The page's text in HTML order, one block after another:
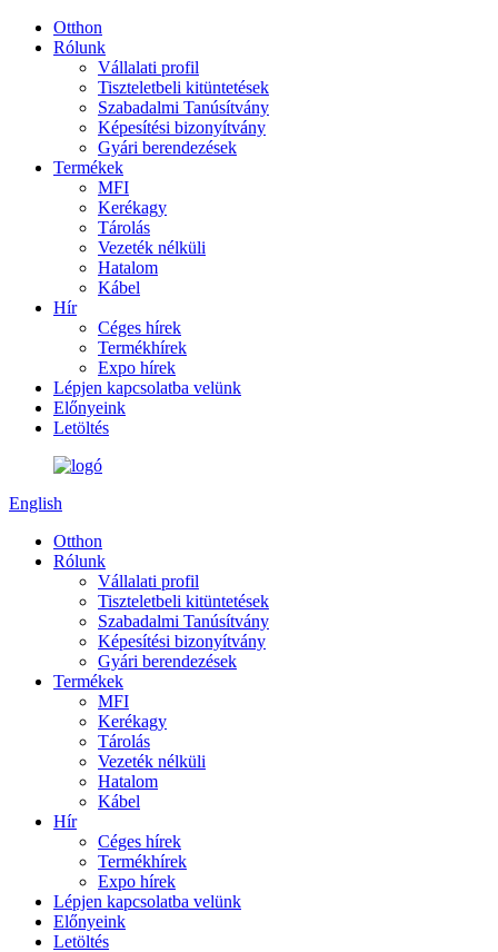
Otthon
Rólunk
Vállalati profil
Tiszteletbeli kitüntetések
Szabadalmi Tanúsítvány
Képesítési bizonyítvány
Gyári berendezések
Termékek
MFI
Kerékagy
Tárolás
Vezeték nélküli
Hatalom
Kábel
Hír
Céges hírek
Termékhírek
Expo hírek
Lépjen kapcsolatba velünk
Előnyeink
Letöltés
English
Otthon
Rólunk
Vállalati profil
Tiszteletbeli kitüntetések
Szabadalmi Tanúsítvány
Képesítési bizonyítvány
Gyári berendezések
Termékek
MFI
Kerékagy
Tárolás
Vezeték nélküli
Hatalom
Kábel
Hír
Céges hírek
Termékhírek
Expo hírek
Lépjen kapcsolatba velünk
Előnyeink
Letöltés